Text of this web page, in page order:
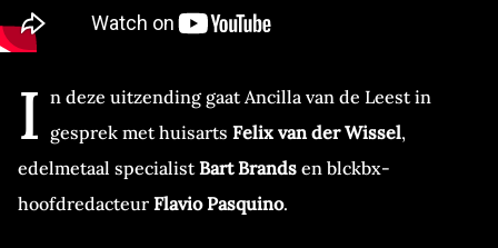
I n deze uitzending gaat Ancilla van de Leest in
gesprek met huisarts Felix van der Wissel,
edelmetaal specialistBart Brands en blckbx-
hoofdredacteur Flavio Pasquino.